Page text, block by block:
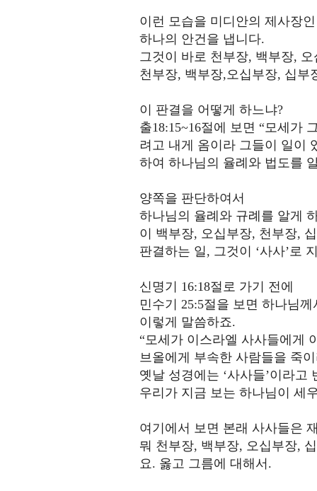
이런 모습을 미디안의 제사장
하나의 안건을 냅니다.
그것이 바로 천부장, 백부장,
천부장, 백부장,오십부장, 십부
이 판결을 어떻게 하느냐?
출18:15~16절에 보면 “모세가
려고 내게 옴이라 그들이 일이
하여 하나님의 율례와 법도를
양쪽을 판단하여서
하나님의 율례와 규례를 알게
이 백부장, 오십부장, 천부장,
판결하는 일, 그것이 ‘사사’로
신명기 16:18절로 가기 전에
민수기 25:5절을 보면 하나님
이렇게 말씀하죠.
“모세가 이스라엘 사사들에게
브올에게 부속한 사람들을 죽이
옛날 성경에는 ‘사사들’이라
우리가 지금 보는 하나님이 세
여기에서 보면 본래 사사들은
뭐 천부장, 백부장, 오십부장,
요. 옳고 그름에 대해서.